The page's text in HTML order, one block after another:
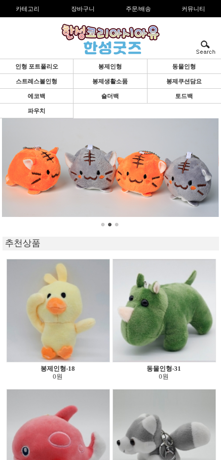
카테고리 장바구니 주문/배송 커뮤니티
인형 포트폴리오 봉제인형 동물인형
스트레스볼인형 봉제생활소품 봉제쿠션담요
에코백 숄더백 토드백
파우치
추천상품
봉제인형-18
0원
동물인형-31
0원